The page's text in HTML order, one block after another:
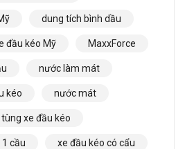
dung tích bình dầu
đầu kéo Mỹ MaxxForce
nước làm mát
kéo nước mát
xe đầu kéo
cầu xe đầu kéo có cẩu